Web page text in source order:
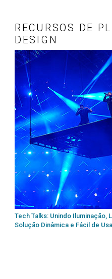
RECURSOS DE
DESIGN
Tech Talks: Unindo Iluminação,
Solução Dinâmica e Fácil de